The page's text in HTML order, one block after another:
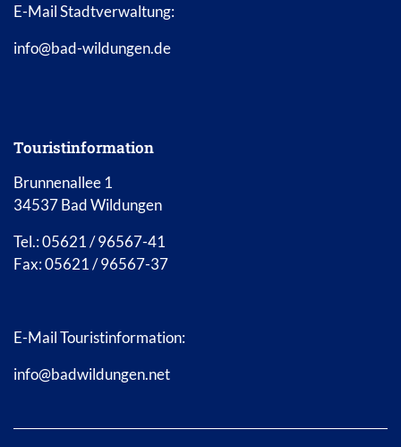
E-Mail Stadtverwaltung:
info@bad-wildungen.de
Touristinformation
Brunnenallee 1
34537 Bad Wildungen
Tel.: 05621 / 96567-41
Fax: 05621 / 96567-37
E-Mail Touristinformation:
info@badwildungen.net